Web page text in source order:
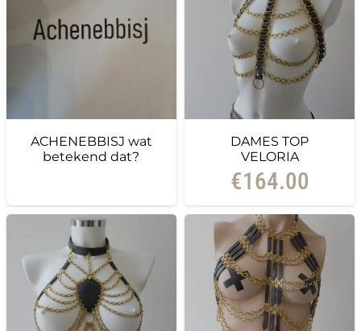
ACHENEBBISJ wat
betekend dat?
DAMES TOP
VELORIA
€164.00